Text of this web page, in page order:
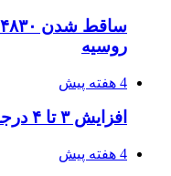
روسیه
4 هفته پیش
افزایش ۳ تا ۴ درجه‌ای دما در ایلام تا اواخر هفته
4 هفته پیش